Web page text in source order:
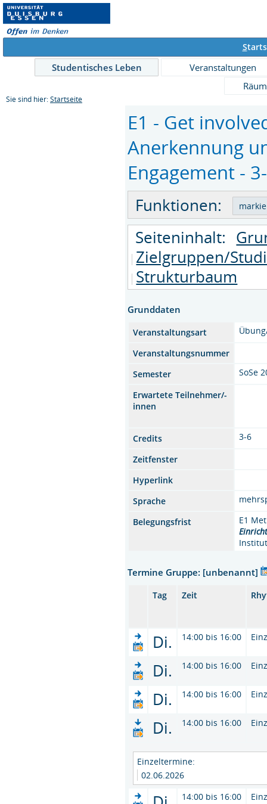
S
Studentisches Leben
Veranstaltungen
Sie sind hier: Startseite
E1 - Get
Anerkennung
Engagement -
Funktionen:
Seiteninhalt:
Zielgruppen/
Strukturbaum
Grunddaten
Veranstaltungsart
Veranstaltungsnummer
Semester
SoSe
Erwartete Teilnehmer/-
innen
Credits
3-6
Zeitfenster
Hyperlink
Sprache
Belegungsfrist
E1
Termine Gruppe: [unbenannt]
Tag Zeit
Di. 14:00 bis 16:00
Di. 14:00 bis 16:00
Di. 14:00 bis 16:00
Di. 14:00 bis 16:00
Einzeltermine:
02.06.2026
14:00 bis 16:00